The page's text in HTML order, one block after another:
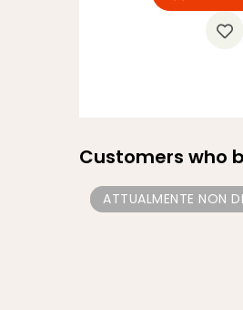
Customers who
ATTUALMENTE NON